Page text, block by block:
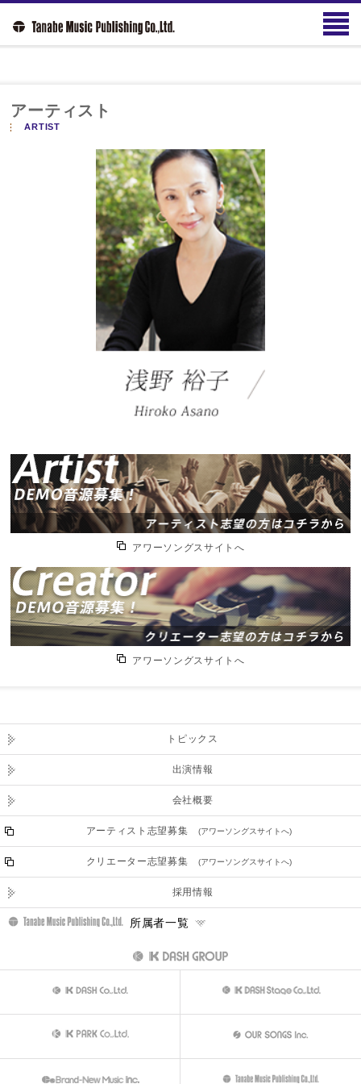
アーティスト
ARTIST
アワーソングスサイトへ
アワーソングスサイトへ
トピックス
出演情報
会社概要
アーティスト志望募集 (アワーソングスサイトへ)
クリエーター志望募集 (アワーソングスサイトへ)
採用情報
所属者一覧